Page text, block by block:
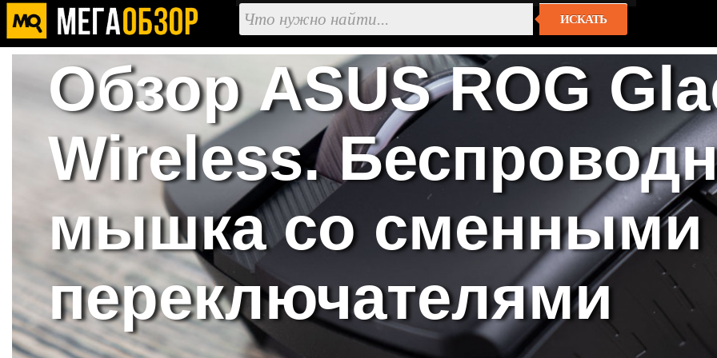
ИСКАТЬ
Обзор ASUS ROG
Wireless.
мышка со сменными
переключателями